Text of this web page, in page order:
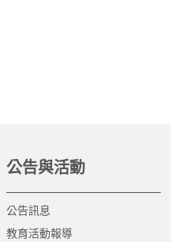
公告與活動
公告訊息
教育活動報導